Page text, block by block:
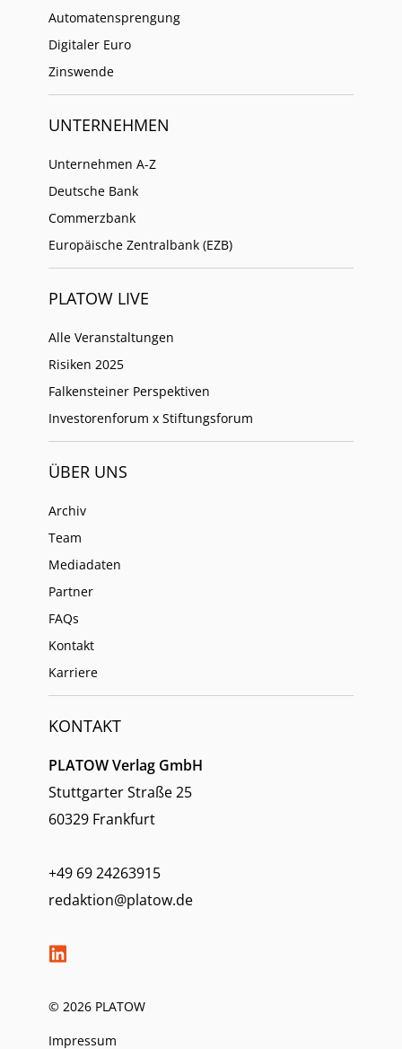
Automatensprengung
Digitaler Euro
Zinswende
UNTERNEHMEN
Unternehmen A-Z
Deutsche Bank
Commerzbank
Europäische Zentralbank (EZB)
PLATOW LIVE
Alle Veranstaltungen
Risiken 2025
Falkensteiner Perspektiven
Investorenforum x Stiftungsforum
ÜBER UNS
Archiv
Team
Mediadaten
Partner
FAQs
Kontakt
Karriere
KONTAKT
PLATOW Verlag GmbH
Stuttgarter Straße 25
60329 Frankfurt
+49 69 24263915
redaktion@platow.de
© 2026 PLATOW
Impressum